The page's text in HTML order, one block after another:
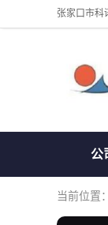
公
当前位置：